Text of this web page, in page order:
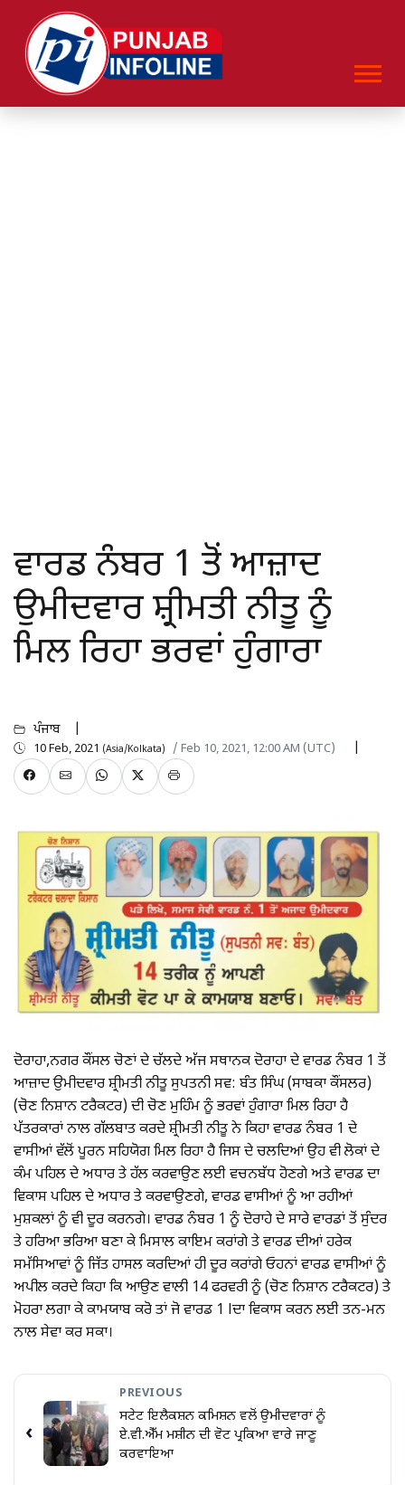
ਵਾਰਡ ਨੰਬਰ 1 ਤੋਂ ਆਜ਼ਾਦ
ਉਮੀਦਵਾਰ ਸ਼੍ਰੀਮਤੀ ਨੀਤੂ ਨੂੰ
ਮਿਲ ਰਿਹਾ ਭਰਵਾਂ ਹੁੰਗਾਰਾ
ਪੰਜਾਬ
10 Feb, 2021 (Asia/Kolkata) / Feb 10, 2021, 12:00 AM (UTC)
ਦੋਰਾਹਾ,ਨਗਰ ਕੌਂਸਲ ਚੋਣਾਂ ਦੇ ਚੱਲਦੇ ਅੱਜ ਸਥਾਨਕ ਦੋਰਾਹਾ ਦੇ ਵਾਰਡ ਨੰਬਰ 1 ਤੋਂ
ਆਜ਼ਾਦ ਉਮੀਦਵਾਰ ਸ਼੍ਰੀਮਤੀ ਨੀਤੂ ਸੁਪਤਨੀ ਸਵ: ਬੰਤ ਸਿੰਘ (ਸਾਬਕਾ ਕੌਂਸਲਰ)
(ਚੋਣ ਨਿਸ਼ਾਨ ਟਰੈਕਟਰ) ਦੀ ਚੋਣ ਮੁਹਿੰਮ ਨੂੰ ਭਰਵਾਂ ਹੁੰਗਾਰਾ ਮਿਲ ਰਿਹਾ ਹੈ
ਪੱਤਰਕਾਰਾਂ ਨਾਲ ਗੱਲਬਾਤ ਕਰਦੇ ਸ਼੍ਰੀਮਤੀ ਨੀਤੂ ਨੇ ਕਿਹਾ ਵਾਰਡ ਨੰਬਰ 1 ਦੇ
ਵਾਸੀਆਂ ਵੱਲੋਂ ਪੂਰਨ ਸਹਿਯੋਗ ਮਿਲ ਰਿਹਾ ਹੈ ਜਿਸ ਦੇ ਚਲਦਿਆਂ ਉਹ ਵੀ ਲੋਕਾਂ ਦੇ
ਕੰਮ ਪਹਿਲ ਦੇ ਅਧਾਰ ਤੇ ਹੱਲ ਕਰਵਾਉਣ ਲਈ ਵਚਨਬੱਧ ਹੋਣਗੇ ਅਤੇ ਵਾਰਡ ਦਾ
ਵਿਕਾਸ ਪਹਿਲ ਦੇ ਅਧਾਰ ਤੇ ਕਰਵਾਉਣਗੇ, ਵਾਰਡ ਵਾਸੀਆਂ ਨੂੰ ਆ ਰਹੀਆਂ
ਮੁਸ਼ਕਲਾਂ ਨੂੰ ਵੀ ਦੂਰ ਕਰਨਗੇ। ਵਾਰਡ ਨੰਬਰ 1 ਨੂੰ ਦੋਰਾਹੇ ਦੇ ਸਾਰੇ ਵਾਰਡਾਂ ਤੋਂ ਸੁੰਦਰ
ਤੇ ਹਰਿਆ ਭਰਿਆ ਬਣਾ ਕੇ ਮਿਸਾਲ ਕਾਇਮ ਕਰਾਂਗੇ ਤੇ ਵਾਰਡ ਦੀਆਂ ਹਰੇਕ
ਸਮੱਸਿਆਵਾਂ ਨੂੰ ਜਿੱਤ ਹਾਸਲ ਕਰਦਿਆਂ ਹੀ ਦੂਰ ਕਰਾਂਗੇ ਓਹਨਾਂ ਵਾਰਡ ਵਾਸੀਆਂ ਨੂੰ
ਅਪੀਲ ਕਰਦੇ ਕਿਹਾ ਕਿ ਆਉਣ ਵਾਲੀ 14 ਫਰਵਰੀ ਨੂੰ (ਚੋਣ ਨਿਸ਼ਾਨ ਟਰੈਕਟਰ) ਤੇ
ਮੋਹਰਾ ਲਗਾ ਕੇ ਕਾਮਯਾਬ ਕਰੋ ਤਾਂ ਜੋ ਵਾਰਡ 1 lਦਾ ਵਿਕਾਸ ਕਰਨ ਲਈ ਤਨ-ਮਨ
ਨਾਲ ਸੇਵਾ ਕਰ ਸਕਾ।
‹
PREVIOUS
ਸਟੇਟ ਇਲੈਕਸ਼ਨ ਕਮਿਸ਼ਨ ਵਲੋਂ ਉਮੀਦਵਾਰਾਂ ਨੂੰ
ਏ.ਵੀ.ਐੱਮ ਮਸ਼ੀਨ ਦੀ ਵੋਟ ਪ੍ਰਕਿਆ ਵਾਰੇ ਜਾਣੂ
ਕਰਵਾਇਆ